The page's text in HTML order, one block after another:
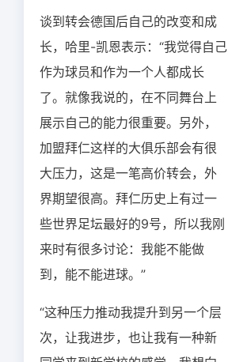
谈到转会德国后自己的改变和成
长，哈里-凯恩表示：“我觉得自己
作为球员和作为一个人都成长
了。就像我说的，在不同舞台上
展示自己的能力很重要。另外，
加盟拜仁这样的大俱乐部会有很
大压力，这是一笔高价转会，外
界期望很高。拜仁历史上有过一
些世界足坛最好的9号，所以我刚
来时有很多讨论：我能不能做
到，能不能进球。”
“这种压力推动我提升到另一个层
次，让我进步，也让我有一种新